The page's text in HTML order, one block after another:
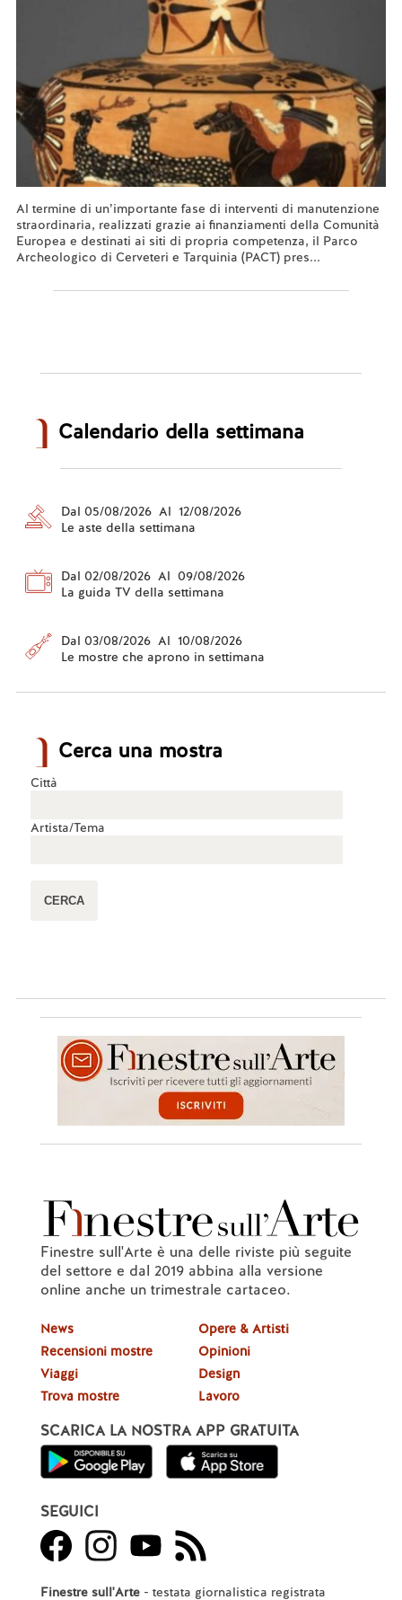
Al termine di un’importante fase di interventi di manutenzione
straordinaria, realizzati grazie ai finanziamenti della Comunità
Europea e destinati ai siti di propria competenza, il Parco
Archeologico di Cerveteri e Tarquinia (PACT) pres...
Calendario della settimana
Dal 05/08/2026 Al 12/08/2026
Le aste della settimana
Dal 02/08/2026 Al 09/08/2026
La guida TV della settimana
Dal 03/08/2026 Al 10/08/2026
Le mostre che aprono in settimana
Cerca una mostra
Città
Artista/Tema
Finestre sull'Arte è una delle riviste più seguite
del settore e dal 2019 abbina alla versione
online anche un trimestrale cartaceo.
News
Recensioni mostre
Viaggi
Trova mostre
Opere & Artisti
Opinioni
Design
Lavoro
SCARICA LA NOSTRA APP GRATUITA
SEGUICI
Finestre sull'Arte- testata giornalistica registrata